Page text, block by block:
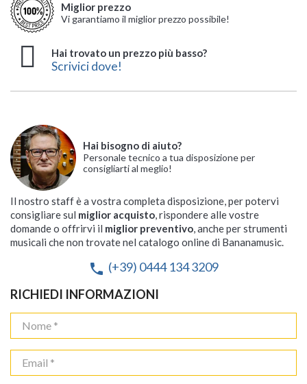
Miglior prezzo
Vi garantiamo il miglior prezzo possibile!
Hai trovato un prezzo più basso?
Scrivici dove!
Hai bisogno di aiuto?
Personale tecnico a tua disposizione per
consigliarti al meglio!
Il nostro staff è a vostra completa disposizione, per potervi
consigliare sul miglior acquisto, rispondere alle vostre
domande o offrirvi il miglior preventivo, anche per strumenti
musicali che non trovate nel catalogo online di Bananamusic.
phone (+39) 0444 134 3209
RICHIEDI INFORMAZIONI